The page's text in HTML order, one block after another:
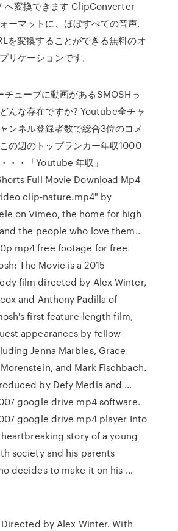
へ変換できます ClipConverter
ーマットに、ほぼすべての音声,
を変換することができる無料のオ
リケーションです。
ューブに動画があるSMOSHっ
んな存在ですか? Youtube全チャ
ンネル登録者数で総合3位のコメ
の辺のトップランカー年収1000
・・「Youtube 年収」
Full Movie Download Mp4
clip-nature.mp4" by
on Vimeo, the home for high
the people who love them..
mp4 free footage for free
The Movie is a 2015
film directed by Alex Winter,
and Anthony Padilla of
first feature-length film,
appearances by fellow
Jenna Marbles, Grace
and Mark Fischbach.
by Defy Media and …
google drive mp4 software.
google drive mp4 player Into
story of a young
society and his parents
decides to make it on his …
by Alex Winter. With